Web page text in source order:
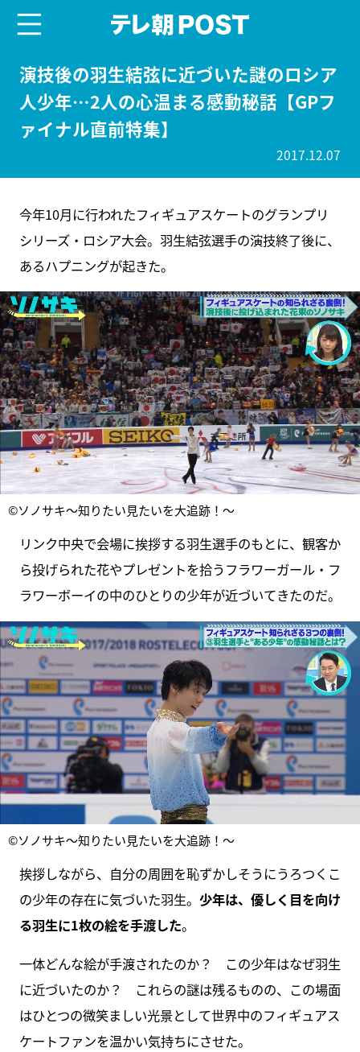
演技後の羽生結弦に近づいた謎のロシア
人少年…2人の心温まる感動秘話【GPフ
ァイナル直前特集】
2017.12.07
今年10月に行われたフィギュアスケートのグランプリ
シリーズ・ロシア大会。羽生結弦選手の演技終了後に、
あるハプニングが起きた。
©ソノサキ～知りたい見たいを大追跡！～
リンク中央で会場に挨拶する羽生選手のもとに、観客か
ら投げられた花やプレゼントを拾うフラワーガール・フ
ラワーボーイの中のひとりの少年が近づいてきたのだ。
©ソノサキ～知りたい見たいを大追跡！～
挨拶しながら、自分の周囲を恥ずかしそうにうろつくこ
の少年の存在に気づいた羽生。 少年は、優しく目を向け
る羽生に1枚の絵を手渡した。
一体どんな絵が手渡されたのか？ この少年はなぜ羽生
に近づいたのか？ これらの謎は残るものの、この場面
はひとつの微笑ましい光景として世界中のフィギュアス
ケートファンを温かい気持ちにさせた。